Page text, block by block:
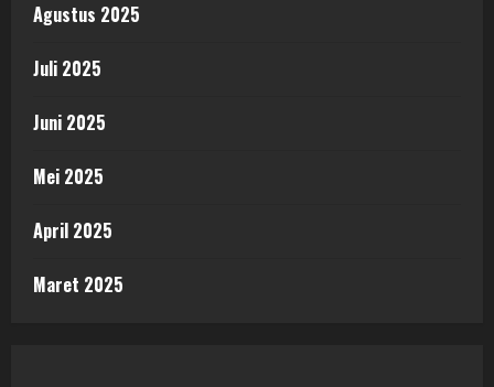
Agustus 2025
Juli 2025
Juni 2025
Mei 2025
April 2025
Maret 2025